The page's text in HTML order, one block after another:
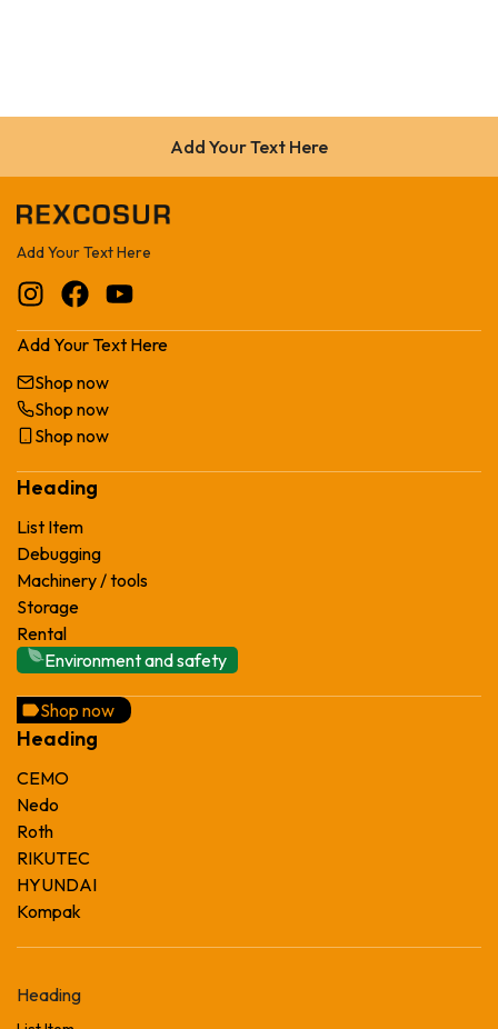
Add Your Text Here
Add Your Text Here
Add Your Text Here
Shop now
Shop now
Shop now
Heading
List Item
Debugging
Machinery / tools
Storage
Rental
Environment and safety
Shop now
Heading
CEMO
Nedo
Roth
RIKUTEC
HYUNDAI
Kompak
Heading